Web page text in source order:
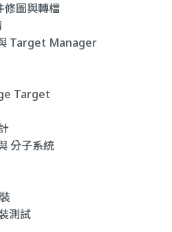
圖與轉檔
Target Manager
Target
分子系統
測試